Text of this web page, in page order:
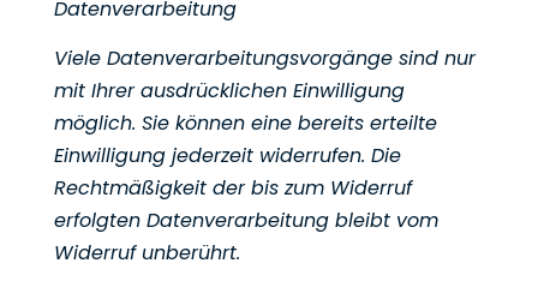
Datenverarbeitung
Viele Datenverarbeitungsvorgänge sind nur
mit Ihrer ausdrücklichen Einwilligung
möglich. Sie können eine bereits erteilte
Einwilligung jederzeit widerrufen. Die
Rechtmäßigkeit der bis zum Widerruf
erfolgten Datenverarbeitung bleibt vom
Widerruf unberührt.